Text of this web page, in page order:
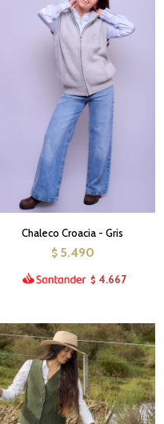
Chaleco Croacia - Gris
$ 5.490
$ 4.667